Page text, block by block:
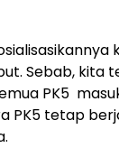
Sebab, kita
PK5
PK5 tetap